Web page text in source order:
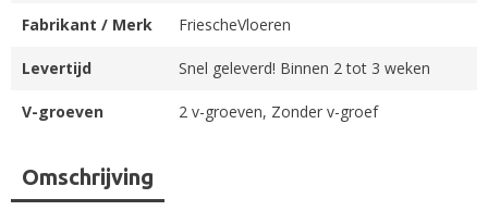
Omschrijving
Fabrikant / Merk FriescheVloeren
Levertijd Snel geleverd! Binnen 2 tot 3 weken
V-groeven 2 v-groeven, Zonder v-groef